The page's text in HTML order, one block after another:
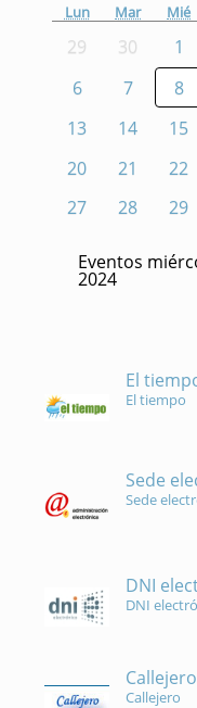
Lun Mar Mié
29 30 1
6
7 8
13
14 15
20
21 22
27
28 29
Eventos
2024
El
El tiempo
Sede
Sede
DNI
DNI
Callejero
Callejero